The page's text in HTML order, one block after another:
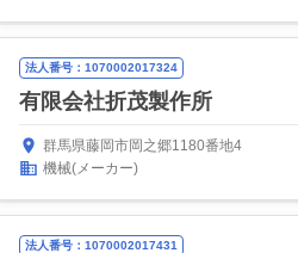
法人番号：1070002017324
有限会社折茂製作所
群馬県藤岡市岡之郷1180番地4
機械(メーカー)
法人番号：1070002017431